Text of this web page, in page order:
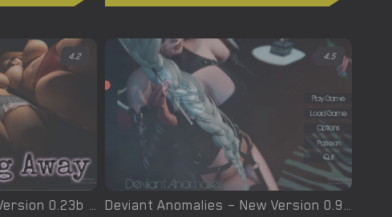
4.2
Dwindling Away – New Version 0.23b [OpenHighHat & VMan]
4.5
Deviant Anomalies – New Version 0.9.5 Beta [MoolahMilk]